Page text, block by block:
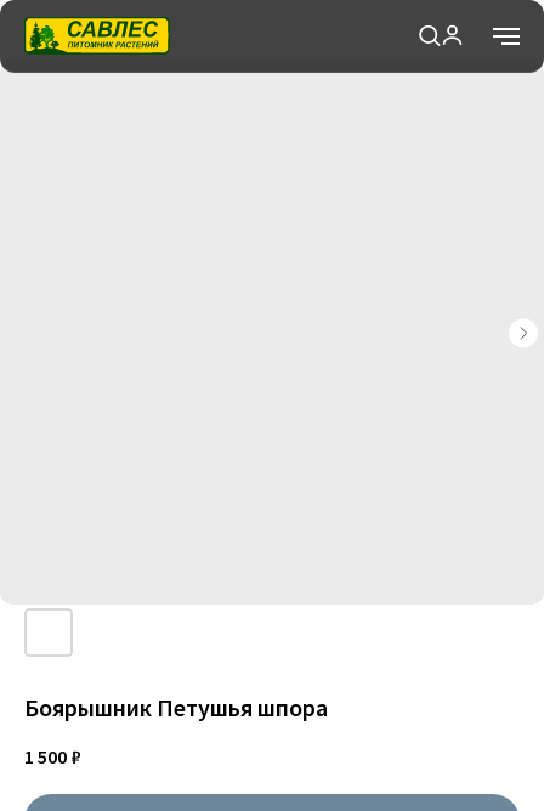
Боярышник Петушья шпора
1 500 ₽